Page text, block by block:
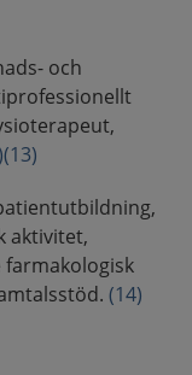
och
(13)
aktivitet,
(14)